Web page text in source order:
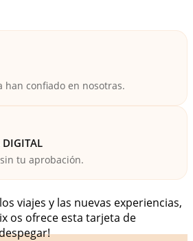
han confiado en nosotras.
DIGITAL
tu aprobación.
viajes y las nuevas experiencias,
os ofrece esta tarjeta de